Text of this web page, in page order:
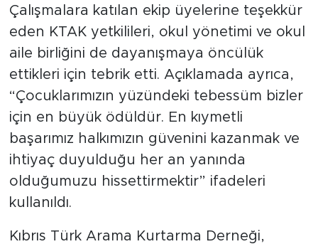
Çalışmalara katılan ekip üyelerine teşekkür
eden KTAK yetkilileri, okul yönetimi ve okul
aile birliğini de dayanışmaya öncülük
ettikleri için tebrik etti. Açıklamada ayrıca,
“Çocuklarımızın yüzündeki tebessüm bizler
için en büyük ödüldür. En kıymetli
başarımız halkımızın güvenini kazanmak ve
ihtiyaç duyulduğu her an yanında
olduğumuzu hissettirmektir” ifadeleri
kullanıldı.
Kıbrıs Türk Arama Kurtarma Derneği,